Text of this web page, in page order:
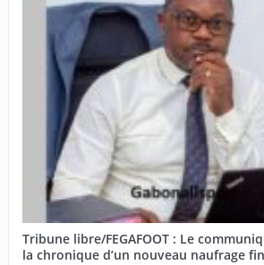
Tribune libre/FEGAFOOT : Le
la chronique d’un nouveau naufrage